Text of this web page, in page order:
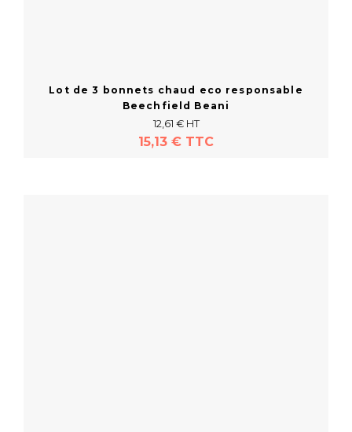
Lot de 3 bonnets chaud eco responsable
Beechfield Beani
12,61 € HT
15,13 € TTC